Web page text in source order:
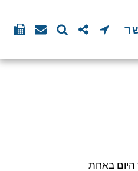
היום באחת